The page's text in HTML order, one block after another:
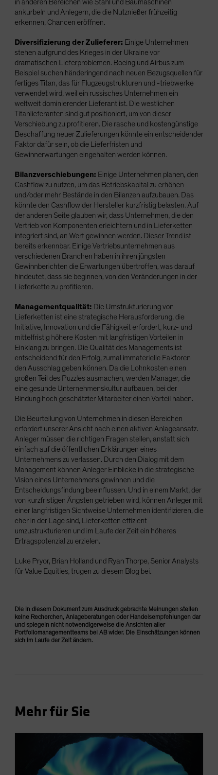
in anderen Bereichen wie Stahl und Baumaschinen
ankurbeln und Anlegern, die die Nutznießer frühzeitig
erkennen, Chancen eröffnen.
Diversifizierung der Zulieferer: Einige Unternehmen
stehen aufgrund des Krieges in der Ukraine vor
dramatischen Lieferproblemen. Boeing und Airbus zum
Beispiel suchen händeringend nach neuen Bezugsquellen für
fertiges Titan, das für Flugzeugstrukturen und -triebwerke
verwendet wird, weil ein russisches Unternehmen ein
weltweit dominierender Lieferant ist. Die westlichen
Titanlieferanten sind gut positioniert, um von dieser
Verschiebung zu profitieren. Die rasche und kostengünstige
Beschaffung neuer Zulieferungen könnte ein entscheidender
Faktor dafür sein, ob die Lieferfristen und
Gewinnerwartungen eingehalten werden können.
Bilanzverschiebungen: Einige Unternehmen planen, den
Cashflow zu nutzen, um das Betriebskapital zu erhöhen
und/oder mehr Bestände in den Bilanzen aufzubauen. Das
könnte den Cashflow der Hersteller kurzfristig belasten. Auf
der anderen Seite glauben wir, dass Unternehmen, die den
Vertrieb von Komponenten erleichtern und in Lieferketten
integriert sind, an Wert gewinnen werden. Dieser Trend ist
bereits erkennbar. Einige Vertriebsunternehmen aus
verschiedenen Branchen haben in ihren jüngsten
Gewinnberichten die Erwartungen übertroffen, was darauf
hindeutet, dass sie beginnen, von den Veränderungen in der
Lieferkette zu profitieren.
Managementqualität: Die Umstrukturierung von
Lieferketten ist eine strategische Herausforderung, die
Initiative, Innovation und die Fähigkeit erfordert, kurz- und
mittelfristig höhere Kosten mit langfristigen Vorteilen in
Einklang zu bringen. Die Qualität des Managements ist
entscheidend für den Erfolg, zumal immaterielle Faktoren
den Ausschlag geben können. Da die Lohnkosten einen
großen Teil des Puzzles ausmachen, werden Manager, die
eine gesunde Unternehmenskultur aufbauen, bei der
Bindung hoch geschätzter Mitarbeiter einen Vorteil haben.
Die Beurteilung von Unternehmen in diesen Bereichen
erfordert unserer Ansicht nach einen aktiven Anlageansatz.
Anleger müssen die richtigen Fragen stellen, anstatt sich
einfach auf die öffentlichen Erklärungen eines
Unternehmens zu verlassen. Durch den Dialog mit dem
Management können Anleger Einblicke in die strategische
Vision eines Unternehmens gewinnen und die
Entscheidungsfindung beeinflussen. Und in einem Markt, der
von kurzfristigen Ängsten getrieben wird, können Anleger mit
einer langfristigen Sichtweise Unternehmen identifizieren, die
eher in der Lage sind, Lieferketten effizient
umzustrukturieren und im Laufe der Zeit ein höheres
Ertragspotenzial zu erzielen.
Luke Pryor, Brian Holland und Ryan Thorpe, Senior Analysts
für Value Equities, trugen zu diesem Blog bei.
Die in diesem Dokument zum Ausdruck gebrachte Meinungen stellen
keine Recherchen, Anlageberatungen oder Handelsempfehlungen dar
und spiegeln nicht notwendigerweise die Ansichten aller
Portfoliomanagementteams bei AB wider. Die Einschätzungen können
sich im Laufe der Zeit ändern.
Mehr für Sie